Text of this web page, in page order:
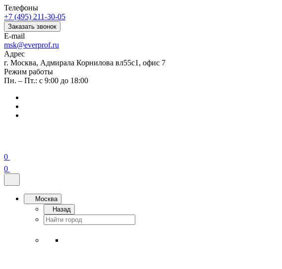
Телефоны
+7 (495) 211-30-05
Заказать звонок
E-mail
msk@everprof.ru
Адрес
г. Москва, Адмирала Корнилова вл55с1, офис 7
Режим работы
Пн. – Пт.: с 9:00 до 18:00
0
0
Москва
Назад